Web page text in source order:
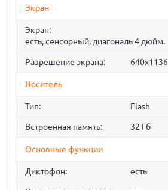
Экран
Экран:
есть, сенсорный, диагональ 4 дюйм.
Разрешение экрана: 640x1136
Носитель
Тип: Flash
Встроенная память: 32 Гб
Основные функции
Диктофон: есть